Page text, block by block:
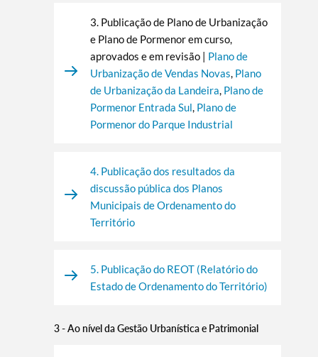
3. Publicação de Plano de Urbanização
e Plano de Pormenor em curso,
aprovados e em revisão | Plano de
Urbanização de Vendas Novas, Plano
de Urbanização da Landeira, Plano de
Pormenor Entrada Sul, Plano de
Pormenor do Parque Industrial
4. Publicação dos resultados da
discussão pública dos Planos
Municipais de Ordenamento do
Território
5. Publicação do REOT (Relatório do
Estado de Ordenamento do Território)
3 - Ao nível da Gestão Urbanística e Patrimonial